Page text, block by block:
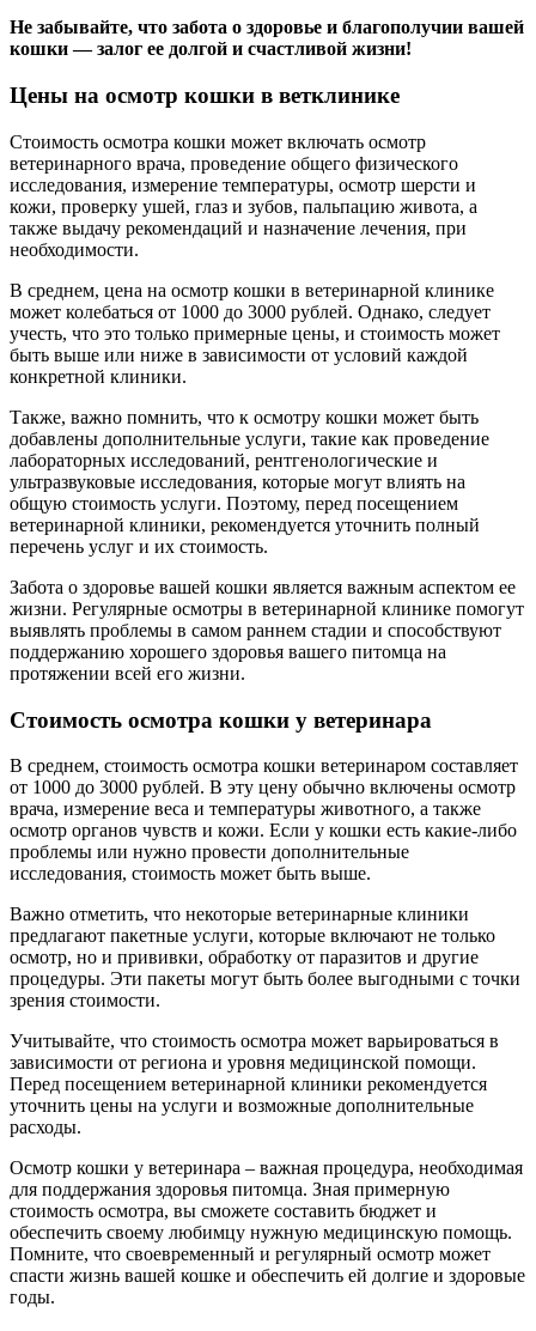
Не забывайте, что забота о здоровье и благополучии вашей
кошки — залог ее долгой и счастливой жизни!
Цены на осмотр кошки в ветклинике
Стоимость осмотра кошки может включать осмотр
ветеринарного врача, проведение общего физического
исследования, измерение температуры, осмотр шерсти и
кожи, проверку ушей, глаз и зубов, пальпацию живота, а
также выдачу рекомендаций и назначение лечения, при
необходимости.
В среднем, цена на осмотр кошки в ветеринарной клинике
может колебаться от 1000 до 3000 рублей. Однако, следует
учесть, что это только примерные цены, и стоимость может
быть выше или ниже в зависимости от условий каждой
конкретной клиники.
Также, важно помнить, что к осмотру кошки может быть
добавлены дополнительные услуги, такие как проведение
лабораторных исследований, рентгенологические и
ультразвуковые исследования, которые могут влиять на
общую стоимость услуги. Поэтому, перед посещением
ветеринарной клиники, рекомендуется уточнить полный
перечень услуг и их стоимость.
Забота о здоровье вашей кошки является важным аспектом ее
жизни. Регулярные осмотры в ветеринарной клинике помогут
выявлять проблемы в самом раннем стадии и способствуют
поддержанию хорошего здоровья вашего питомца на
протяжении всей его жизни.
Стоимость осмотра кошки у ветеринара
В среднем, стоимость осмотра кошки ветеринаром составляет
от 1000 до 3000 рублей. В эту цену обычно включены осмотр
врача, измерение веса и температуры животного, а также
осмотр органов чувств и кожи. Если у кошки есть какие-либо
проблемы или нужно провести дополнительные
исследования, стоимость может быть выше.
Важно отметить, что некоторые ветеринарные клиники
предлагают пакетные услуги, которые включают не только
осмотр, но и прививки, обработку от паразитов и другие
процедуры. Эти пакеты могут быть более выгодными с точки
зрения стоимости.
Учитывайте, что стоимость осмотра может варьироваться в
зависимости от региона и уровня медицинской помощи.
Перед посещением ветеринарной клиники рекомендуется
уточнить цены на услуги и возможные дополнительные
расходы.
Осмотр кошки у ветеринара – важная процедура, необходимая
для поддержания здоровья питомца. Зная примерную
стоимость осмотра, вы сможете составить бюджет и
обеспечить своему любимцу нужную медицинскую помощь.
Помните, что своевременный и регулярный осмотр может
спасти жизнь вашей кошке и обеспечить ей долгие и здоровые
годы.